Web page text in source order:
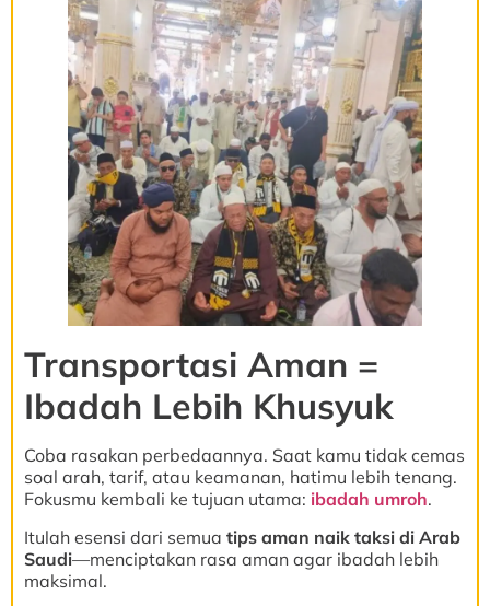
Transportasi Aman =
Ibadah Lebih Khusyuk
Coba rasakan perbedaannya. Saat kamu tidak cemas
soal arah, tarif, atau keamanan, hatimu lebih tenang.
Fokusmu kembali ke tujuan utama: ibadah umroh.
Itulah esensi dari semua tips aman naik taksi di Arab
Saudi—menciptakan rasa aman agar ibadah lebih
maksimal.